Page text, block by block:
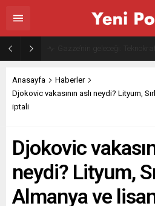
Anasayfa
Haberler
Djokovic vakasının aslı neydi? Lityum,
iptali
Djokovic
neydi? Lityum,
Almanya ve